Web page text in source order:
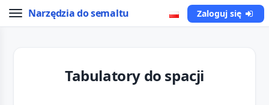
Narzędzia do semaltu Zaloguj się
Tabulatory do spacji